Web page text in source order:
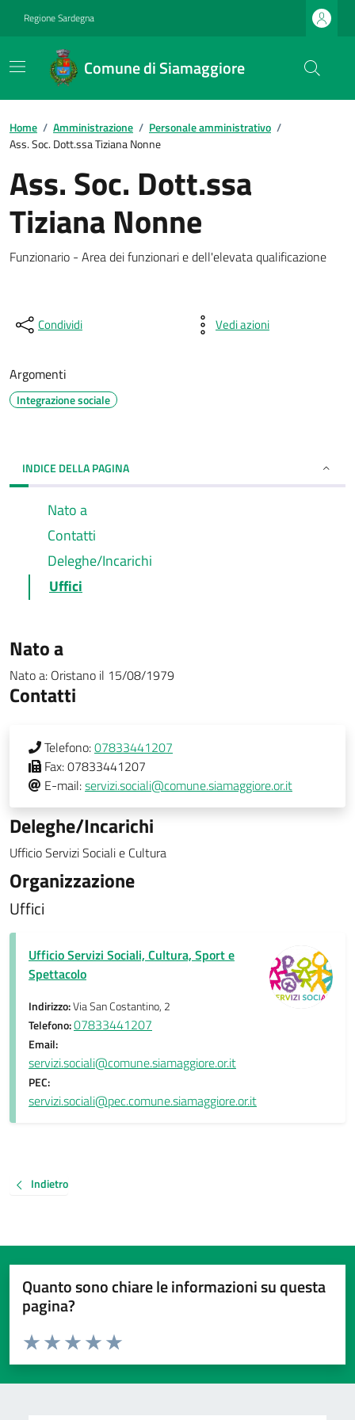
Regione Sardegna
Comune di Siamaggiore
Home / Amministrazione / Personale amministrativo /
Ass. Soc. Dott.ssa Tiziana Nonne
Ass. Soc. Dott.ssa
Tiziana Nonne
Funzionario - Area dei funzionari e dell'elevata qualificazione
Condividi Vedi azioni
Argomenti
Integrazione sociale
INDICE DELLA PAGINA
Nato a
Contatti
Deleghe/Incarichi
Uffici
Nato a
Nato a: Oristano il 15/08/1979
Contatti
Telefono:07833441207
Fax:07833441207
E-mail:servizi.sociali@comune.siamaggiore.or.it
Deleghe/Incarichi
Ufficio Servizi Sociali e Cultura
Organizzazione
Uffici
Ufficio Servizi Sociali, Cultura, Sport e
Spettacolo
Indirizzo:Via San Costantino, 2
Telefono:07833441207
Email:
servizi.sociali@comune.siamaggiore.or.it
PEC:
servizi.sociali@pec.comune.siamaggiore.or.it
Indietro
Quanto sono chiare le informazioni su questa
pagina?
Valuta da 1 a 5 stelle la pagina
Valuta 5 stelle su 5
Valuta 4 stelle su 5
Valuta 3 stelle su 5
Valuta 2 stelle su 5
Valuta 1 stelle su 5